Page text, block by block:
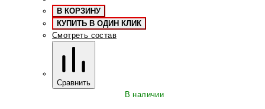
В КОРЗИНУ
КУПИТЬ В ОДИН КЛИК
Смотреть состав
Сравнить
В наличии